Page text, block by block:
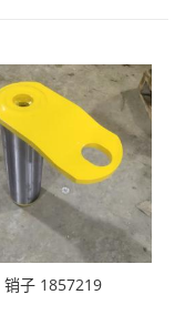
销子 1857219